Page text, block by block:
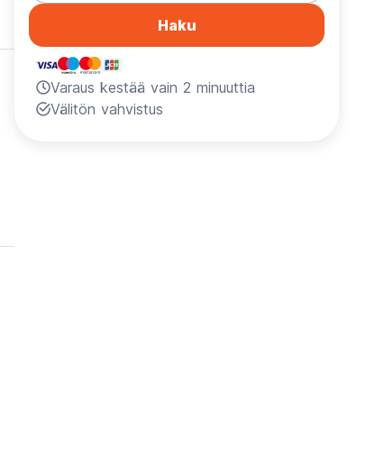
Haku
Varaus kestää vain 2 minuuttia
Välitön vahvistus